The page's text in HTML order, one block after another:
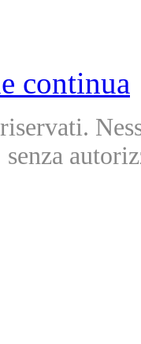
continua
senza